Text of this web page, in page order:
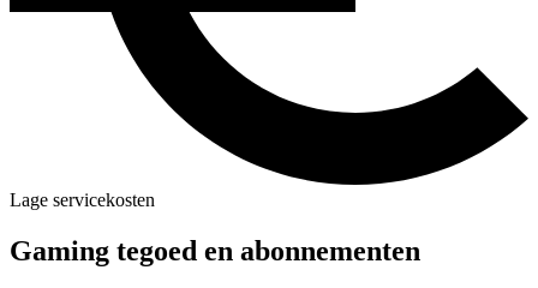
Lage servicekosten
Gaming tegoed en abonnementen